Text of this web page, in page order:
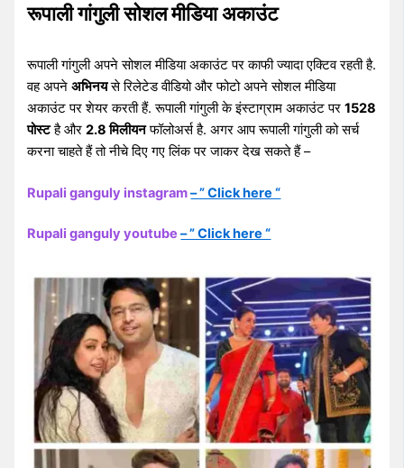
रूपाली गांगुली सोशल मीडिया अकाउंट
रूपाली गांगुली अपने सोशल मीडिया अकाउंट पर काफी ज्यादा एक्टिव रहती है.
वह अपनेअभिनयसे रिलेटेड वीडियो और फोटो अपने सोशल मीडिया
अकाउंट पर शेयर करती हैं. रूपाली गांगुली के इंस्टाग्राम अकाउंट पर1528
पोस्टहै और2.8 मिलीयनफॉलोअर्स है. अगर आप रूपाली गांगुली को सर्च
करना चाहते हैं तो नीचे दिए गए लिंक पर जाकर देख सकते हैं –
Rupali ganguly instagram– ” Click here “
Rupali ganguly youtube– ” Click here “